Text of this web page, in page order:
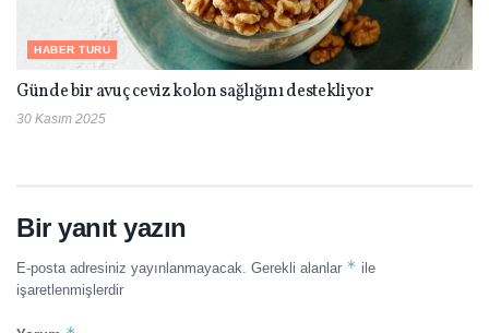
HABER TURU
Günde bir avuç ceviz kolon sağlığını destekliyor
30 Kasım 2025
Bir yanıt yazın
E-posta adresiniz yayınlanmayacak. Gerekli alanlar * ile
işaretlenmişlerdir